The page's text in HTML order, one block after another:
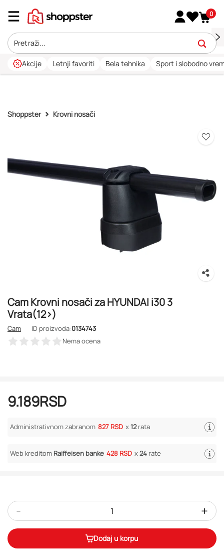
0
Akcije Letnji favoriti Bela tehnika Sport i slobodno
Shoppster Krovni nosači
Cam Krovni nosači za HYUNDAI i30 3
Vrata(12>)
Cam ID proizvoda:0134743
Nema ocena
9.189RSD
Administrativnom zabranom 827 RSD x12rata
Web kreditom Raiffeisen banke 428 RSD x24 rate
- +
Dodaj u korpu